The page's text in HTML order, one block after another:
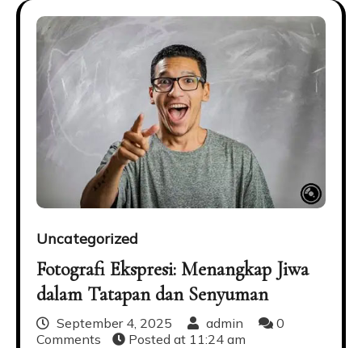
Uncategorized
Fotografi Ekspresi: Menangkap Jiwa
dalam Tatapan dan Senyuman
September 4, 2025 admin
0
Comments
Posted at 11:24 am